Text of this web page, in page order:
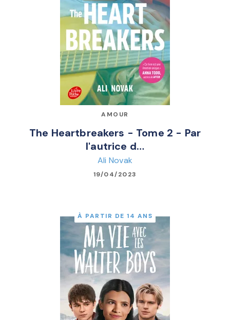
AMOUR
The Heartbreakers - Tome 2 - Par
l'autrice d…
Ali Novak
19/04/2023
À PARTIR DE 14 ANS